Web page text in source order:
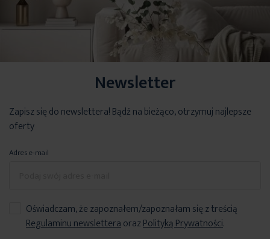
Newsletter
Zapisz się do newslettera! Bądź na bieżąco, otrzymuj najlepsze
oferty
Adres e-mail
Oświadczam, że zapoznałem/zapoznałam się z treścią
Regulaminu newsletteraorazPolityką Prywatności.